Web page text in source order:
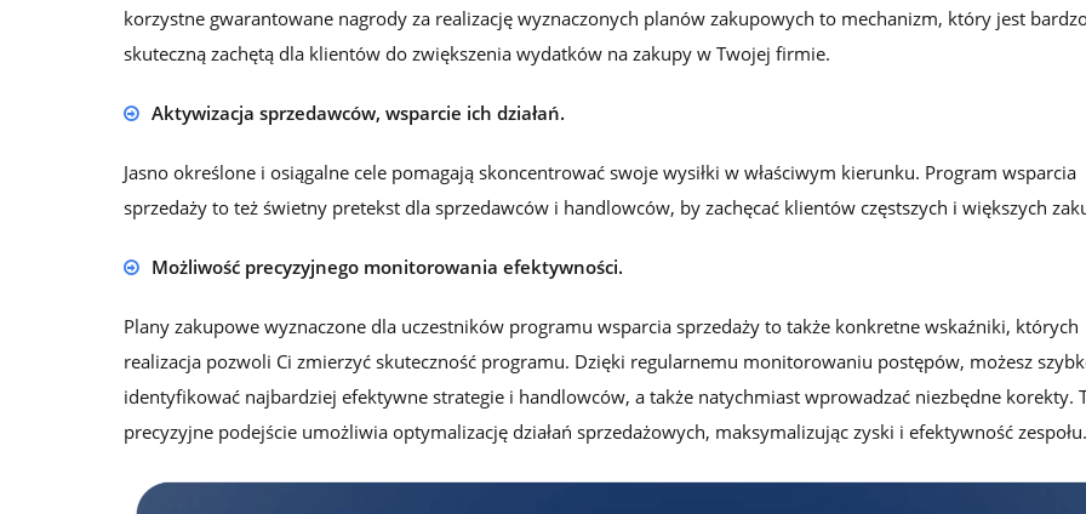
korzystne gwarantowane nagrody za realizację wyznaczonych planów zakupowych to mechanizm, który jest
skuteczną zachętą dla klientów do zwiększenia wydatków na zakupy w Twojej firmie.
Aktywizacja sprzedawców, wsparcie ich działań.
Jasno określone i osiągalne cele pomagają skoncentrować swoje wysiłki w właściwym kierunku. Program wsparcia
sprzedaży to też świetny pretekst dla sprzedawców i handlowców, by zachęcać klientów częstszych i większych
Możliwość precyzyjnego monitorowania efektywności.
Plany zakupowe wyznaczone dla uczestników programu wsparcia sprzedaży to także konkretne wskaźniki, których
realizacja pozwoli Ci zmierzyć skuteczność programu. Dzięki regularnemu monitorowaniu postępów, możesz
identyfikować najbardziej efektywne strategie i handlowców, a także natychmiast wprowadzać niezbędne korekty.
precyzyjne podejście umożliwia optymalizację działań sprzedażowych, maksymalizując zyski i efektywność zespołu.